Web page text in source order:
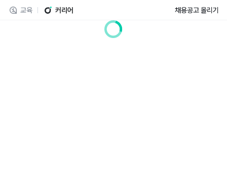
교육 커리어 채용공고 올리기